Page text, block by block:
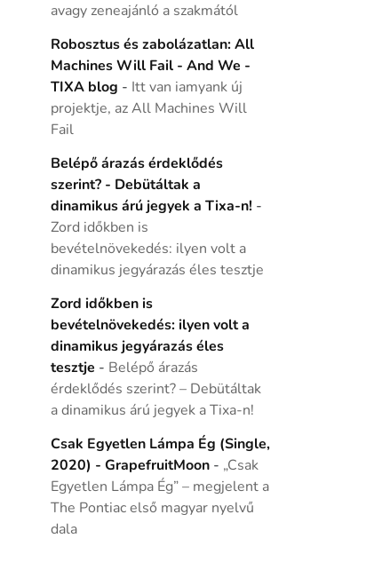
avagy zeneajánló a szakmától
Robosztus és zabolázatlan: All
Machines Will Fail - And We -
TIXA blog - Itt van iamyank új
projektje, az All Machines Will
Fail
Belépő árazás érdeklődés
szerint? - Debütáltak a
dinamikus árú jegyek a Tixa-n! -
Zord időkben is
bevételnövekedés: ilyen volt a
dinamikus jegyárazás éles tesztje
Zord időkben is
bevételnövekedés: ilyen volt a
dinamikus jegyárazás éles
tesztje - Belépő árazás
érdeklődés szerint? – Debütáltak
a dinamikus árú jegyek a Tixa-n!
Csak Egyetlen Lámpa Ég (Single,
2020) - GrapefruitMoon- „Csak
Egyetlen Lámpa Ég” – megjelent a
The Pontiac első magyar nyelvű
dala